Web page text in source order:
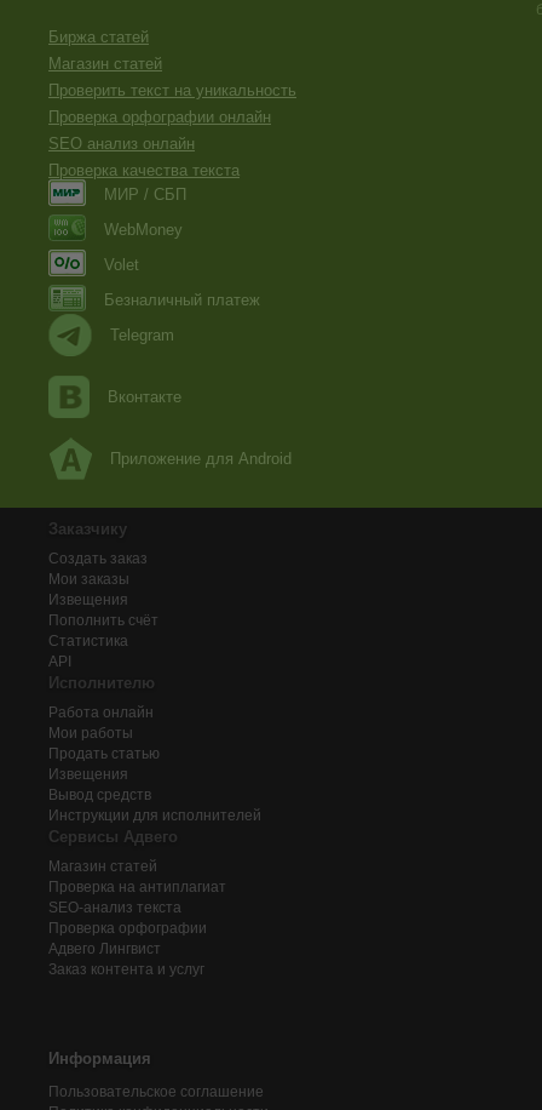
Биржа статей
Магазин статей
Проверить текст на уникальность
Проверка орфографии онлайн
SEO анализ онлайн
Проверка качества текста
МИР / СБП
WebMoney
Volet
Безналичный платеж
Telegram
Вконтакте
Приложение для Android
Заказчику
Создать заказ
Мои заказы
Извещения
Пополнить счёт
Статистика
API
Исполнителю
Работа онлайн
Мои работы
Продать статью
Извещения
Вывод средств
Инструкции для исполнителей
Сервисы Адвего
Магазин статей
Проверка на антиплагиат
SEO-анализ текста
Проверка орфографии
Адвего Лингвист
Заказ контента и услуг
Информация
Пользовательское соглашение